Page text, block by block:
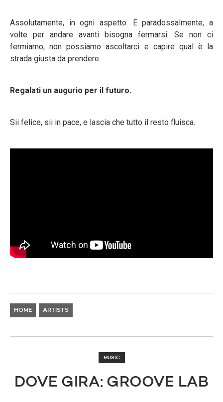
Assolutamente, in ogni aspetto. E paradossalmente, a
volte per andare avanti bisogna fermarsi. Se non ci
fermiamo, non possiamo ascoltarci e capire qual è la
strada giusta da prendere.
Regalati un augurio per il futuro.
Sii felice, sii in pace, e lascia che tutto il resto fluisca.
HOME ARTISTS
MUSIC
DOVE GIRA: GROOVE LAB